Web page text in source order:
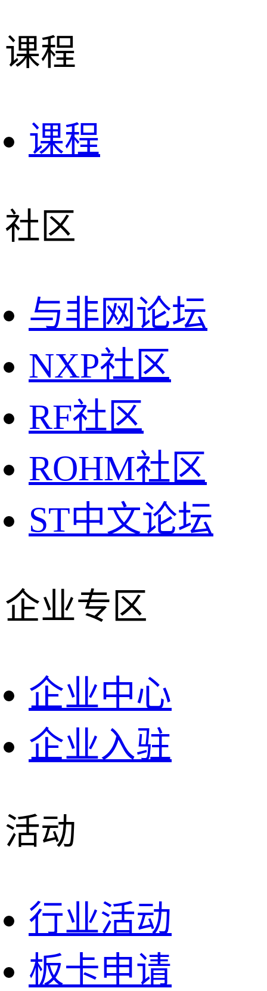
课程
课程
社区
与非网论坛
NXP社区
RF社区
ROHM社区
ST中文论坛
企业专区
企业中心
企业入驻
活动
行业活动
板卡申请